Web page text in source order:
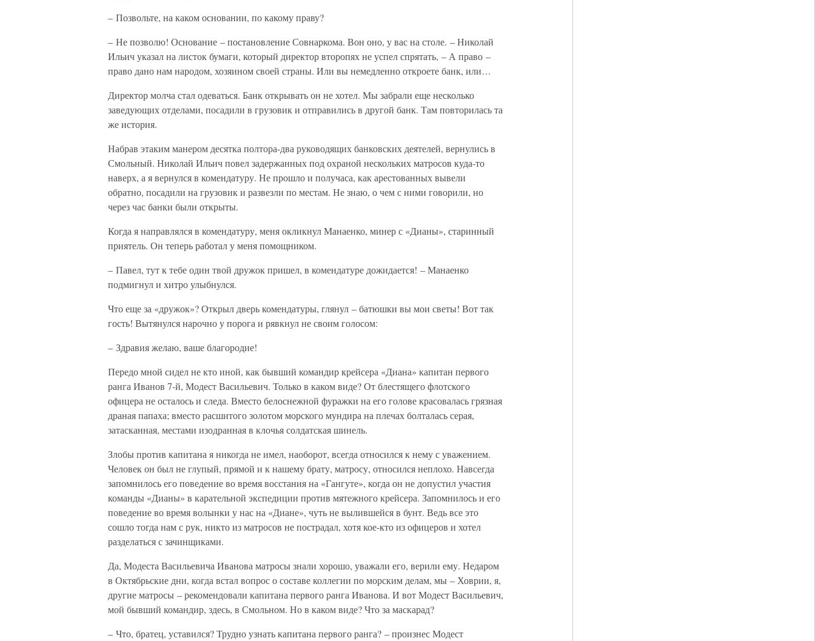
– Позвольте, на каком основании, по какому праву?
– Не позволю! Основание – постановление Совнаркома. Вон оно, у вас на столе. – Николай
Ильич указал на листок бумаги, который директор второпях не успел спрятать, – А право –
право дано нам народом, хозяином своей страны. Или вы немедленно откроете банк, или…
Директор молча стал одеваться. Банк открывать он не хотел. Мы забрали еще несколько
заведующих отделами, посадили в грузовик и отправились в другой банк. Там повторилась та
же история.
Набрав этаким манером десятка полтора-два руководящих банковских деятелей, вернулись в
Смольный. Николай Ильич повел задержанных под охраной нескольких матросов куда-то
наверх, а я вернулся в комендатуру. Не прошло и получаса, как арестованных вывели
обратно, посадили на грузовик и развезли по местам. Не знаю, о чем с ними говорили, но
через час банки были открыты.
Когда я направлялся в комендатуру, меня окликнул Манаенко, минер с «Дианы», старинный
приятель. Он теперь работал у меня помощником.
– Павел, тут к тебе один твой дружок пришел, в комендатуре дожидается! – Манаенко
подмигнул и хитро улыбнулся.
Что еще за «дружок»? Открыл дверь комендатуры, глянул – батюшки вы мои светы! Вот так
гость! Вытянулся нарочно у порога и рявкнул не своим голосом:
– Здравия желаю, ваше благородие!
Передо мной сидел не кто иной, как бывший командир крейсера «Диана» капитан первого
ранга Иванов 7-й, Модест Васильевич. Только в каком виде? От блестящего флотского
офицера не осталось и следа. Вместо белоснежной фуражки на его голове красовалась грязная
драная папаха; вместо расшитого золотом морского мундира на плечах болталась серая,
затасканная, местами изодранная в клочья солдатская шинель.
Злобы против капитана я никогда не имел, наоборот, всегда относился к нему с уважением.
Человек он был не глупый, прямой и к нашему брату, матросу, относился неплохо. Навсегда
запомнилось его поведение во время восстания на «Гангуте», когда он не допустил участия
команды «Дианы» в карательной экспедиции против мятежного крейсера. Запомнилось и его
поведение во время волынки у нас на «Диане», чуть не вылившейся в бунт. Ведь все это
сошло тогда нам с рук, никто из матросов не пострадал, хотя кое-кто из офицеров и хотел
разделаться с зачинщиками.
Да, Модеста Васильевича Иванова матросы знали хорошо, уважали его, верили ему. Недаром
в Октябрьские дни, когда встал вопрос о составе коллегии по морским делам, мы – Ховрии, я,
другие матросы – рекомендовали капитана первого ранга Иванова. И вот Модест Васильевич,
мой бывший командир, здесь, в Смольном. Но в каком виде? Что за маскарад?
– Что, братец, уставился? Трудно узнать капитана первого ранга? – произнес Модест